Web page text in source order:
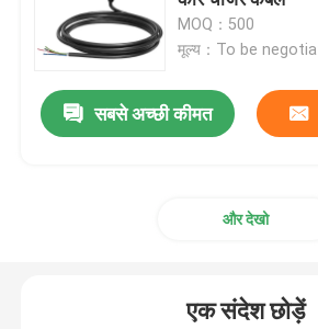
वॉलबॉक्स ईवी चार्जर्स
ईवी चार्जिंग केबल
MOQ：500
मूल्य：To be
सबसे अच्छी कीमत
और देखो
एक संदेश छोड़ें